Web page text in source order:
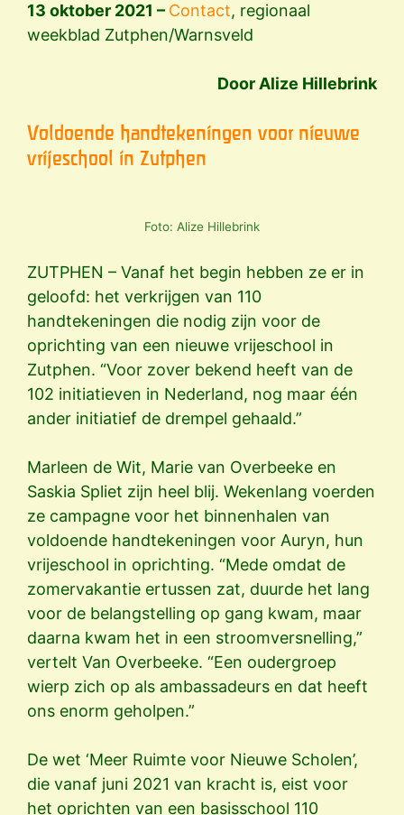
13 oktober 2021 – Contact, regionaal
weekblad Zutphen/Warnsveld
Door Alize Hillebrink
Voldoende handtekeningen voor nieuwe
vrijeschool in Zutphen
Foto: Alize Hillebrink
ZUTPHEN – Vanaf het begin hebben ze er in
geloofd: het verkrijgen van 110
handtekeningen die nodig zijn voor de
oprichting van een nieuwe vrijeschool in
Zutphen. “Voor zover bekend heeft van de
102 initiatieven in Nederland, nog maar één
ander initiatief de drempel gehaald.”
Marleen de Wit, Marie van Overbeeke en
Saskia Spliet zijn heel blij. Wekenlang voerden
ze campagne voor het binnenhalen van
voldoende handtekeningen voor Auryn, hun
vrijeschool in oprichting. “Mede omdat de
zomervakantie ertussen zat, duurde het lang
voor de belangstelling op gang kwam, maar
daarna kwam het in een stroomversnelling,”
vertelt Van Overbeeke. “Een oudergroep
wierp zich op als ambassadeurs en dat heeft
ons enorm geholpen.”
De wet ‘Meer Ruimte voor Nieuwe Scholen’,
die vanaf juni 2021 van kracht is, eist voor
het oprichten van een basisschool 110